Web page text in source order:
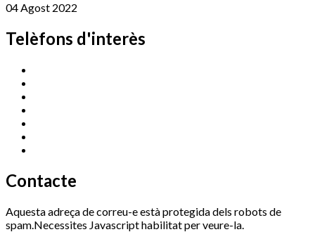
04 Agost 2022
Telèfons d'interès
Contacte
Aquesta adreça de correu-e està protegida dels robots de
spam.Necessites Javascript habilitat per veure-la.